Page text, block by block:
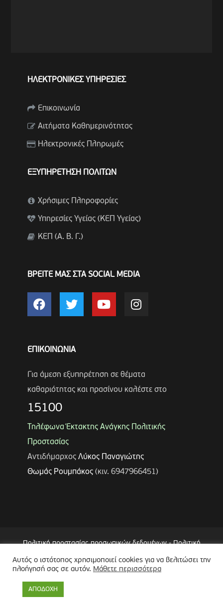
ΗΛΕΚΤΡΟΝΙΚΕΣ ΥΠΗΡΕΣΙΕΣ
Επικοινωνία
Αιτήματα Καθημερινότητας
Ηλεκτρονικές Πληρωμές
ΕΞΥΠΗΡΕΤΗΣΗ ΠΟΛΙΤΩΝ
Χρήσιμες Πληροφορίες
Υπηρεσίες Υγείας (ΚΕΠ Υγείας)
ΚΕΠ (Α. Β. Γ.)
ΒΡΕΙΤΕ ΜΑΣ ΣΤΑ SOCIAL MEDIA
ΕΠΙΚΟΙΝΩΝΙΑ
Για άμεση εξυπηρέτηση σε θέματα
καθαριότητας και πρασίνου καλέστε στο
15100
Τηλέφωνα Έκτακτης Ανάγκης Πολιτικής
Προστασίας
Αντιδήμαρχος Λύκος Παναγιώτης
Θωμάς Ρουμπάκος(κιν. 6947966451)
Πολιτική προστασίας προσωπικών δεδομένων-Πολιτική
Επεξεργασίας Δεδομένων μέσω Συστήματος Βιντεοεπιτήρησης
(CCTV)-Δήλωση Προσβασιμότητας
Copyright © 2024 Δήμος Περιστερίου
Αυτός ο ιστότοπος χρησιμοποιεί cookies για να βελιτώσει την
πλοήγησή σας σε αυτόν. Μάθετε περισσότερα
ΑΠΟΔΟΧΗ